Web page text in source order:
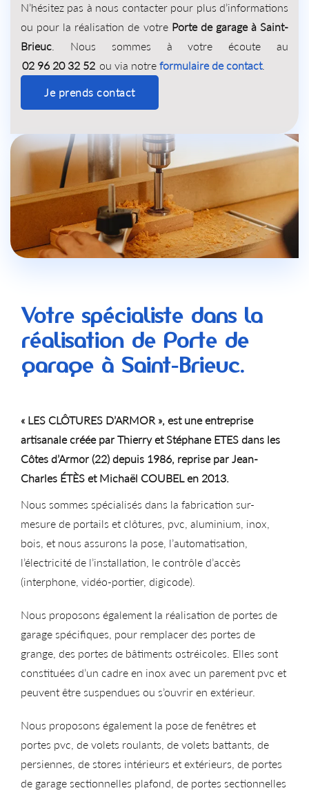
N’hésitez pas à nous contacter pour plus d’informations
ou pour la réalisation de votre Porte de garage à Saint-
Brieuc . Nous sommes à votre écoute au
02 96 20 32 52 ou via notre formulaire de contact.
Je prends contact
Votre spécialiste dans la
réalisation de Porte de
garage à Saint-Brieuc.
« LES CLÔTURES D’ARMOR », est une entreprise
artisanale créée par Thierry et Stéphane ETES dans les
Côtes d’Armor (22) depuis 1986, reprise par Jean-
Charles ÉTÈS et Michaël COUBEL en 2013.
Nous sommes spécialisés dans la fabrication sur-
mesure de portails et clôtures, pvc, aluminium, inox,
bois, et nous assurons la pose, l’automatisation,
l’électricité de l’installation, le contrôle d’accès
(interphone, vidéo-portier, digicode).
Nous proposons également la réalisation de portes de
garage spécifiques, pour remplacer des portes de
grange, des portes de bâtiments ostréicoles. Elles sont
constituées d’un cadre en inox avec un parement pvc et
peuvent être suspendues ou s’ouvrir en extérieur.
Nous proposons également la pose de fenêtres et
portes pvc, de volets roulants, de volets battants, de
persiennes, de stores intérieurs et extérieurs, de portes
de garage sectionnelles plafond, de portes sectionnelles